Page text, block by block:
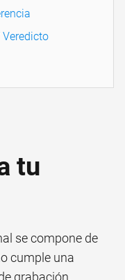
tu
se compone de
cumple una
grabación.